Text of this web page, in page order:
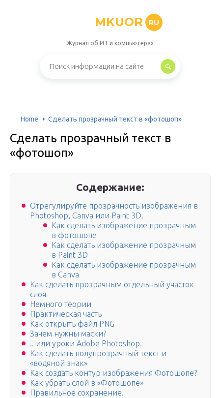
MKUOR RU
Журнал об ИТ и компьютерах
Home Сделать прозрачный текст в «фотошоп»
Сделать прозрачный текст в
«фотошоп»
Содержание:
Отрегулируйте прозрачность изображения в
Photoshop, Canva или Paint 3D.
Как сделать изображение прозрачным
в фотошопе
Как сделать изображение прозрачным
в Paint 3D
Как сделать изображение прозрачным
в Canva
Как сделать прозрачным отдельный участок
слоя
Немного теории
Практическая часть
Как открыть файл PNG
Зачем нужны маски?
.. или уроки Adobe Photoshop.
Как сделать полупрозрачный текст и
«водяной знак»
Как создать контур изображения Фотошопе?
Как убрать слой в «Фотошопе»
Правильное сохранение.